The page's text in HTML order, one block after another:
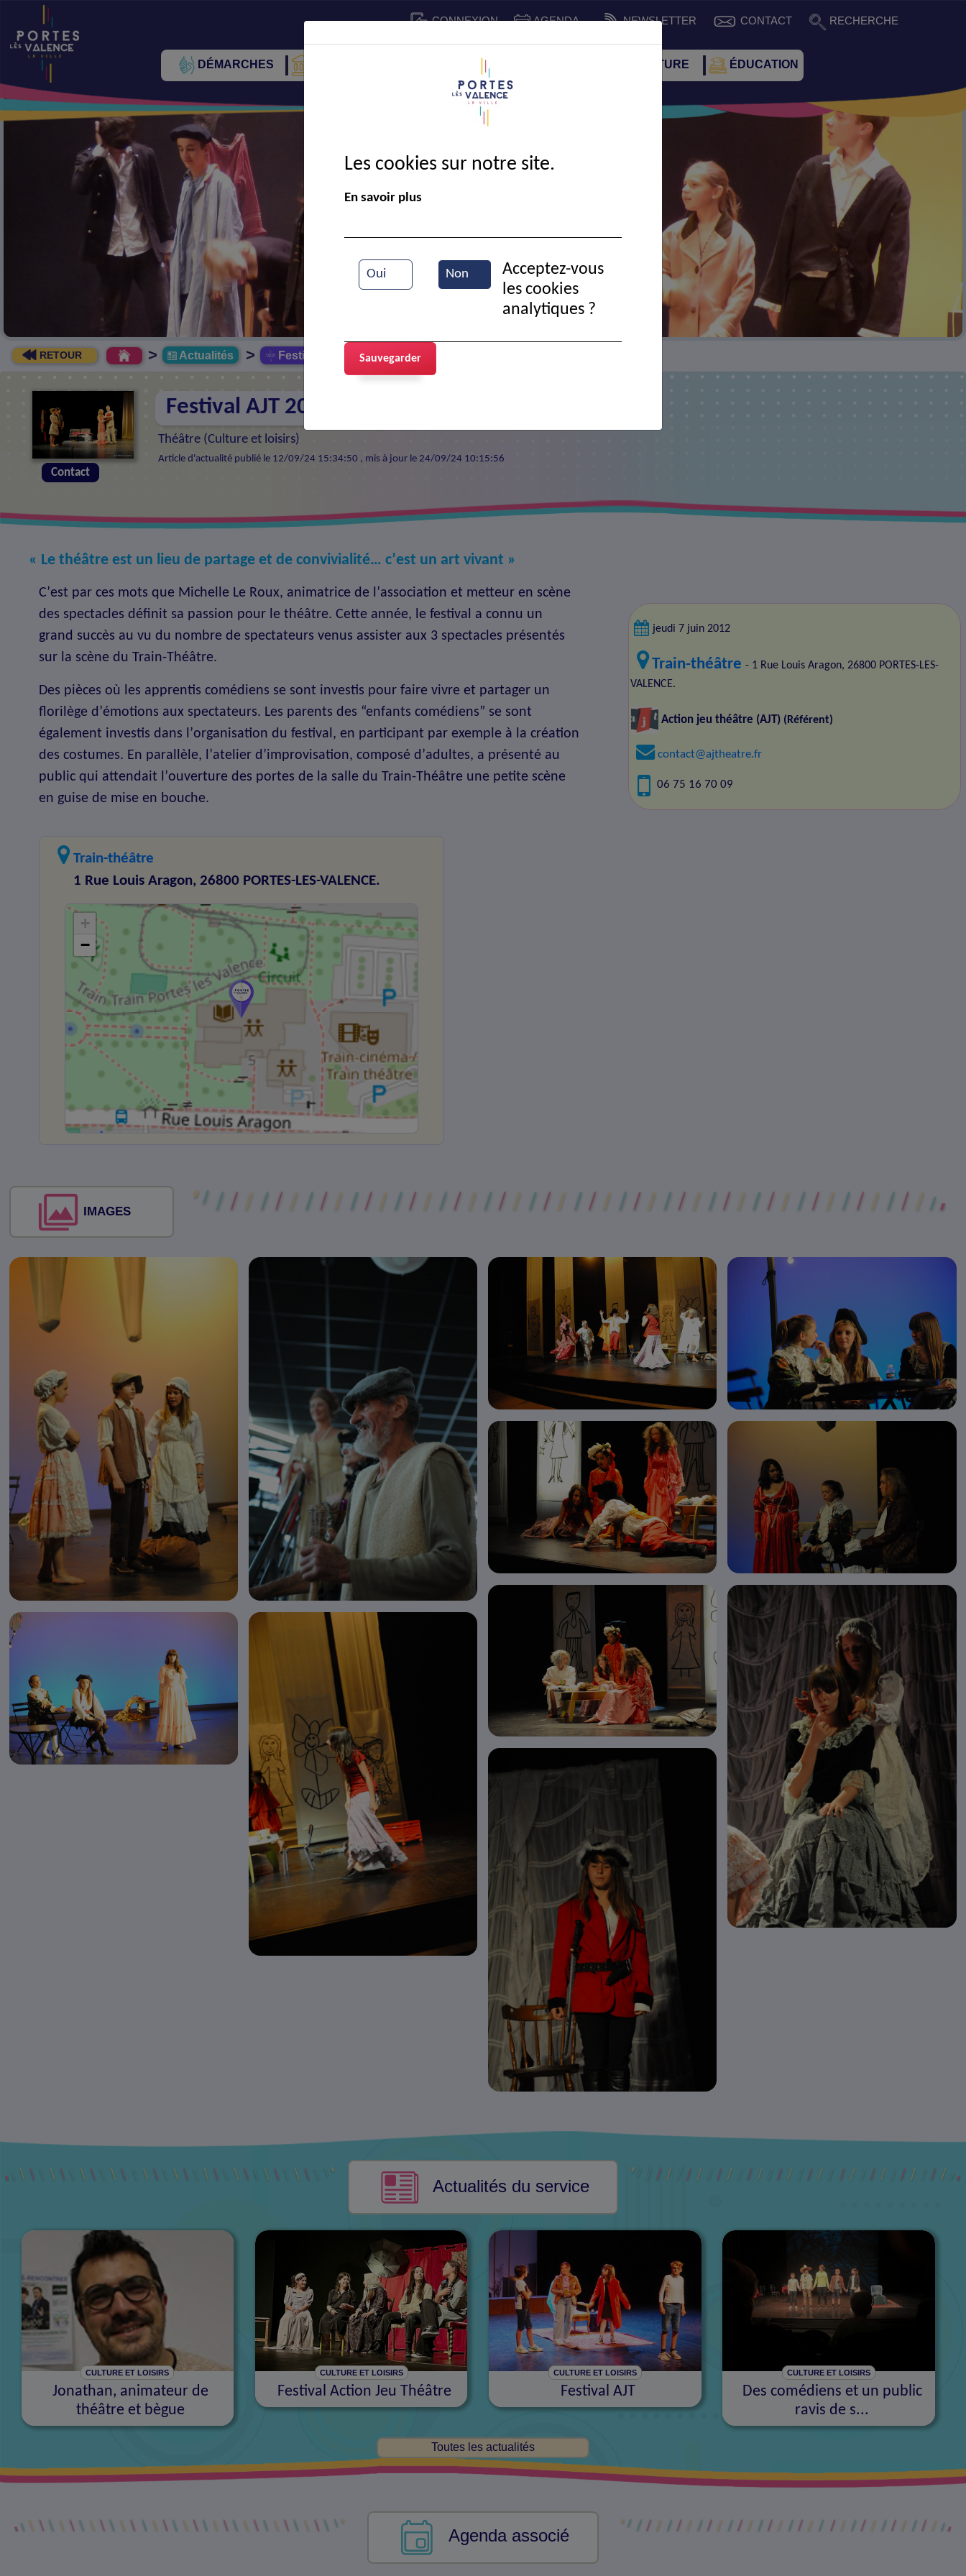
CONNEXION AGENDA NEWSLETTER CONTACT RECHERCHE
DÉMARCHES CADRE DE VIE SPORT ET CULTURE ÉDUCATION
Festival AJT
RETOUR > Actualités > Festival AJT 2012
Festival AJT 2012
Théâtre (Culture et loisirs)
Article d'actualité publié le 12/09/24 15:34:50 , mis à jour le 24/09/24 10:15:56
Contact
« Le théâtre est un lieu de partage et de convivialité… cʼest un art vivant »
Cʼest par ces mots que Michelle Le Roux, animatrice de lʼassociation et metteur en scène
des spectacles définit sa passion pour le théâtre. Cette année, le festival a connu un
grand succès au vu du nombre de spectateurs venus assister aux 3 spectacles présentés
sur la scène du Train-Théâtre.
Des pièces où les apprentis comédiens se sont investis pour faire vivre et partager un
florilège dʼémotions aux spectateurs. Les parents des “enfants comédiens” se sont
également investis dans lʼorganisation du festival, en participant par exemple à la création
des costumes. En parallèle, lʼatelier dʼimprovisation, composé dʼadultes, a présenté au
public qui attendait lʼouverture des portes de la salle du Train-Théâtre une petite scène
en guise de mise en bouche.
Train-théâtre
1 Rue Louis Aragon, 26800 PORTES-LES-VALENCE.
+
−
jeudi 7 juin 2012
Train-théâtre- 1 Rue Louis Aragon, 26800 PORTES-LES-
VALENCE.
Action jeu théâtre (AJT) (Référent)
contact@ajtheatre.fr
06 75 16 70 09
IMAGES
Actualités du service
CULTURE ET LOISIRS
Jonathan, animateur de
théâtre et bègue
CULTURE ET LOISIRS
Festival Action Jeu Théâtre
CULTURE ET LOISIRS
Festival AJT
CULTURE ET LOISIRS
Des comédiens et un public
ravis de s...
Toutes les actualités
Agenda associé
Les cookies sur notre site.
En savoir plus
Oui Non
Acceptez-vous
les cookies
analytiques ?
Sauvegarder